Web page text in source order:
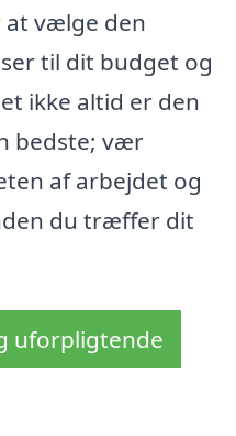
at vælge den
til dit budget og
ikke altid er den
bedste; vær
af arbejdet og
du træffer dit
uforpligtende